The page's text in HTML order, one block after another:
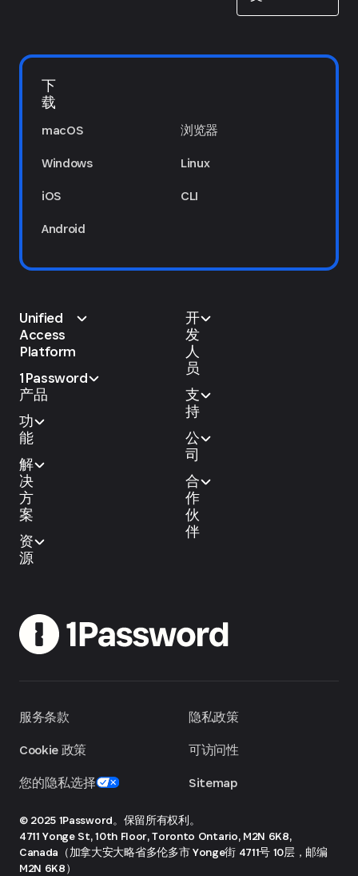
下
载
macOS
Windows
iOS
Android
浏览器
Linux
CLI
Unified
Access
Platform
1Password
产品
功
能
解
决
方
案
资
源
开
发
人
员
支
持
公
司
合
作
伙
伴
服务条款
Cookie 政策
您的隐私选择
隐私政策
可访问性
Sitemap
© 2025 1Password。保留所有权利。
4711 Yonge St, 10th Floor, Toronto Ontario, M2N 6K8,
Canada（加拿大安大略省多伦多市 Yonge街 4711号 10层，邮编
M2N 6K8）